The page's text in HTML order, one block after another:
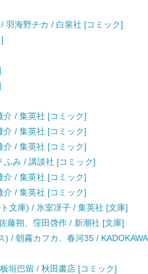
羽海野チカ / 白泉社 [コミック]
介 / 集英社 [コミック]
介 / 集英社 [コミック]
介 / 集英社 [コミック]
ふみ / 講談社 [コミック]
介 / 集英社 [コミック]
介 / 集英社 [コミック]
文庫) / 氷室冴子 / 集英社 [文庫]
藤朔、窪田啓作 / 新潮社 [文庫]
/ 朝霧カフカ、春河35 / KADOKAWA
垣巴留 / 秋田書店 [コミック]